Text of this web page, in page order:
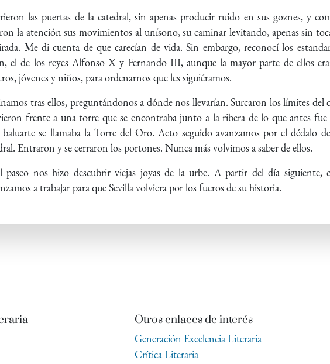
las puertas de la catedral, sin apenas producir ruido en sus goznes, y
la atención sus movimientos al unísono, su caminar levitando, apenas sin
Me di cuenta de que carecían de vida. Sin embargo, reconocí los
el de los reyes Alfonso X y Fernando III, aunque la mayor parte de ellos
jóvenes y niños, para ordenarnos que les siguiéramos.
tras ellos, preguntándonos a dónde nos llevarían. Surcaron los límites
frente a una torre que se encontraba junto a la ribera de lo que antes
baluarte se llamaba la Torre del Oro. Acto seguido avanzamos por el dédalo
Entraron y se cerraron los portones. Nunca más volvimos a saber de ellos.
paseo nos hizo descubrir viejas joyas de la urbe. A partir del día
a trabajar para que Sevilla volviera por los fueros de su historia.
Otros enlaces de interés
Generación Excelencia Literaria
Crítica Literaria